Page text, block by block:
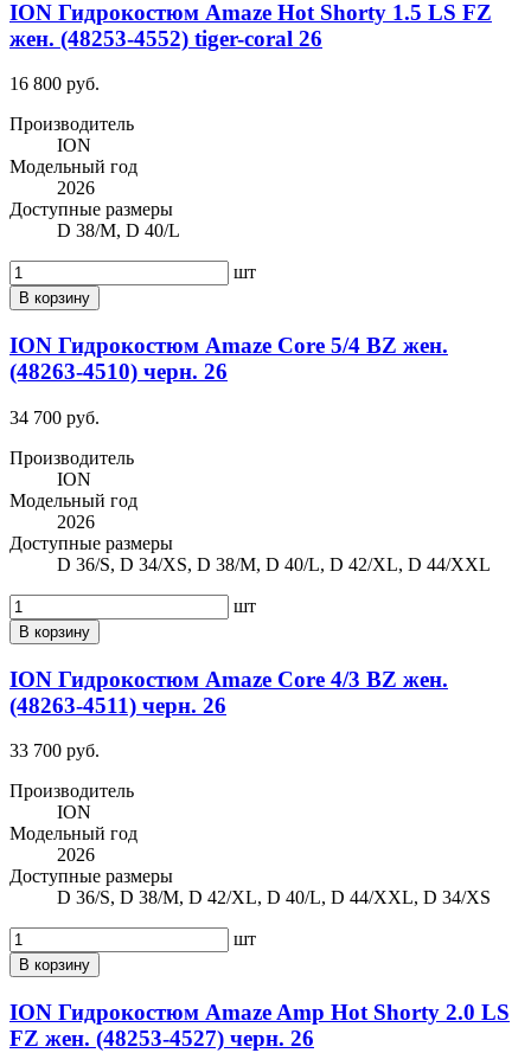
ION Гидрокостюм Amaze Hot Shorty 1.5 LS FZ
жен. (48253-4552) tiger-coral 26
16 800 руб.
Производитель
ION
Модельный год
2026
Доступные размеры
D 38/M, D 40/L
шт
В корзину
ION Гидрокостюм Amaze Core 5/4 BZ жен.
(48263-4510) черн. 26
34 700 руб.
Производитель
ION
Модельный год
2026
Доступные размеры
D 36/S, D 34/XS, D 38/M, D 40/L, D 42/XL, D 44/XXL
шт
В корзину
ION Гидрокостюм Amaze Core 4/3 BZ жен.
(48263-4511) черн. 26
33 700 руб.
Производитель
ION
Модельный год
2026
Доступные размеры
D 36/S, D 38/M, D 42/XL, D 40/L, D 44/XXL, D 34/XS
шт
В корзину
ION Гидрокостюм Amaze Amp Hot Shorty 2.0 LS
FZ жен. (48253-4527) черн. 26